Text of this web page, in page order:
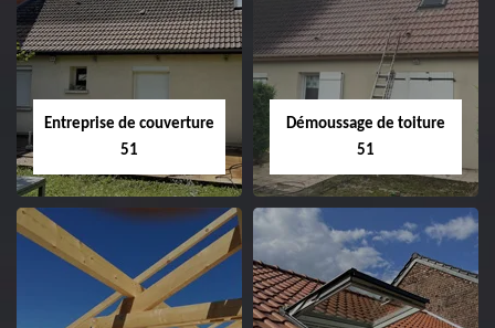
Entreprise de couverture
51
Entreprise de
Démoussage de toiture
51
Démoussage de